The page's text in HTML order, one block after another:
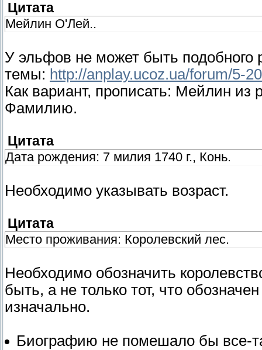
Цитата
Мейлин О'Лей..
У эльфов не может быть подобного
темы: http://anplay.ucoz.ua/forum/5-
Как вариант, прописать: Мейлин
Фамилию.
Цитата
Дата рождения: 7 милия 1740 г., Конь.
Необходимо указывать возраст.
Цитата
Место проживания: Королевский лес.
Необходимо обозначить
быть, а не только тот, что
изначально.
Биографию не помешало бы все-